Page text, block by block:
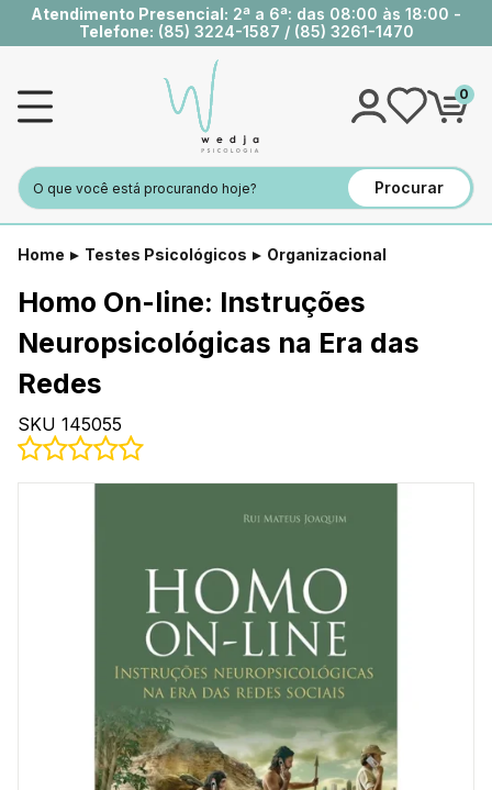
Atendimento Presencial: 2ª a 6ª: das 08:00 às 18:00 -
Telefone: (85) 3224-1587 / (85) 3261-1470
Procurar
0
Home Testes Psicológicos Organizacional
Homo On-line: Instruções
Neuropsicológicas na Era das
Redes
SKU 145055